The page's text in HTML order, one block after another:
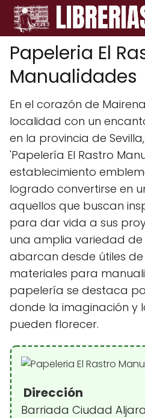
Papeleria El
Manualidades
En el corazón de
localidad con un
en la provincia de
'Papelería El Rastro
establecimiento
logrado convertirse en
aquellos que buscan
para dar vida a sus
una amplia variedad
abarcan desde útiles
materiales para
papelería se destaca
donde la imaginación y
pueden florecer.
Dirección
Barriada Ciudad